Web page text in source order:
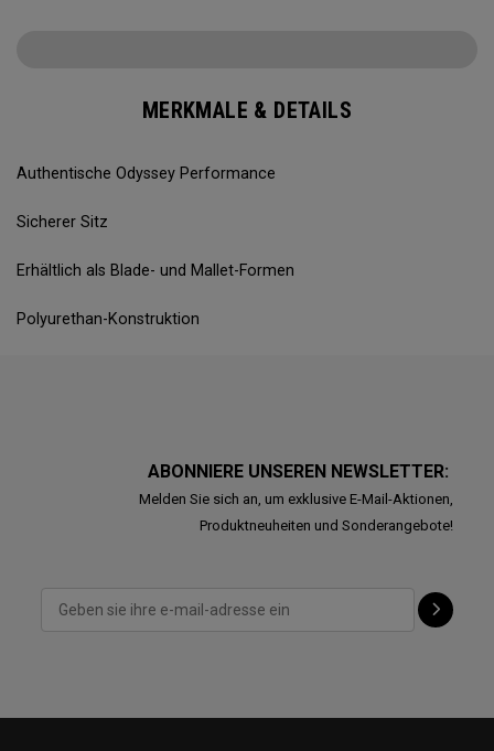
MERKMALE & DETAILS
Authentische Odyssey Performance
Sicherer Sitz
Erhältlich als Blade- und Mallet-Formen
Polyurethan-Konstruktion
ABONNIERE UNSEREN NEWSLETTER:
Melden Sie sich an, um exklusive E-Mail-Aktionen,
Produktneuheiten und Sonderangebote!